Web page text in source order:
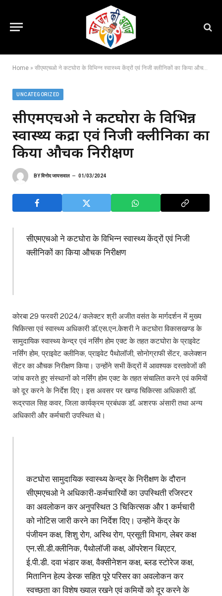
Home » सीएमएचओ ने कटघोरा के विभिन्न स्वास्थ्य केंद्रों एवं निजी क्लीनिकों का किया औचक निरीक्षण
UNCATEGORIZED
सीएमएचओ ने कटघोरा के विभिन्न
स्वास्थ्य केंद्रों एवं निजी क्लीनिकों का
किया औचक निरीक्षण
BYविनोद जायसवाल 01/03/2024
सीएमएचओ ने कटघोरा के विभिन्न स्वास्थ्य केंद्रों एवं निजी
क्लीनिकों का किया औचक निरीक्षण
कोरबा 29 फरवरी 2024/ कलेक्टर श्री अजीत वसंत के मार्गदर्शन में मुख्य
चिकित्सा एवं स्वास्थ्य अधिकारी डॉ.एस.एन.केशरी ने कटघोरा विकासखण्ड के
सामुदायिक स्वास्थ्य केन्द्र एवं नर्सिंग होम एक्ट के तहत कटघोरा के प्राइवेट
नर्सिंग होम, प्राइवेट क्लीनिक, प्राइवेट पैथोलॉजी, सोनोग्राफी सेंटर, कलेक्शन
सेंटर का औचक निरीक्षण किया। उन्होंने सभी केंद्रों में आवश्यक दस्तावेजों की
जांच करते हुए संस्थानों को नर्सिंग होम एक्ट के तहत संचालित करने एवं कमियों
को दूर करने के निर्देश दिए। इस अवसर पर खण्ड चिकित्सा अधिकारी डॉ.
रूद्रपाल सिह कवर, जिला कार्यक्रम प्रबंधक डॉ. अशरफ अंसारी तथा अन्य
अधिकारी और कर्मचारी उपस्थित थे।
कटघोरा सामुदायिक स्वास्थ्य केन्द्र के निरीक्षण के दौरान
सीएमएचओ ने अधिकारी-कर्मचारियों का उपस्थिती रजिस्टर
का अवलोकन कर अनुपस्थित 3 चिकित्सक और 1 कर्मचारी
को नोटिस जारी करने का निर्देश दिए। उन्होंने केंद्र के
पंजीयन कक्ष, शिशु रोग, अस्थि रोग, प्रसूती विभाग, लेबर कक्ष
एन.सी.डी.क्लीनिक, पैथोलॉजी कक्ष, ऑपरेशन थिएटर,
ई.पी.डी. दवा भंडार कक्ष, वैक्सीनेशन कक्ष, ब्लड स्टोरेज कक्ष,
मितानिन हेल्प डेस्क सहित पूरे परिसर का अवलोकन कर
स्वच्छता का विशेष ख्याल रखने एवं कमियों को दूर करने के